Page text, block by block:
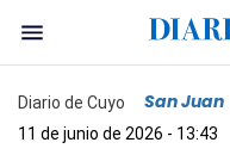
Diario de Cuyo San Juan
11 de junio de 2026 - 13:43